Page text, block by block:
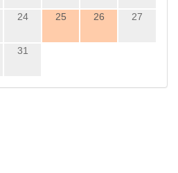
24 25 26 27
31